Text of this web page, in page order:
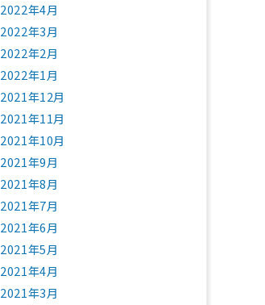
2022年4月
2022年3月
2022年2月
2022年1月
2021年12月
2021年11月
2021年10月
2021年9月
2021年8月
2021年7月
2021年6月
2021年5月
2021年4月
2021年3月